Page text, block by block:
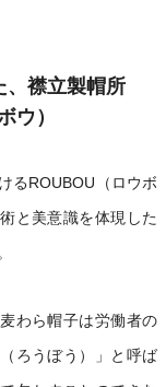
、襟立製帽所
ウ）
るROUBOU（ロウボ
と美意識を体現した
わら帽子は労働者の
ろうぼう）」と呼ば